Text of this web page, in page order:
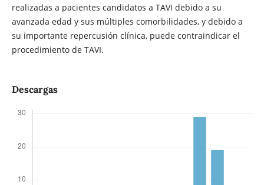
realizadas a pacientes candidatos a TAVI debido a su
avanzada edad y sus múltiples comorbilidades, y debido a
su importante repercusión clínica, puede contraindicar el
procedimiento de TAVI.
Descargas